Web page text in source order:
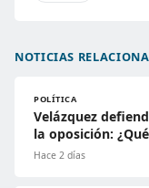
NOTICIAS
POLÍTICA
Velázquez
la oposición:
Hace 2 días